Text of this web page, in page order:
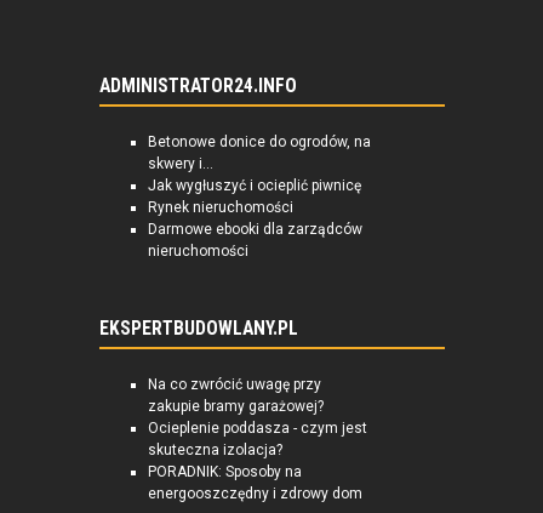
ADMINISTRATOR24.INFO
Betonowe donice do ogrodów, na
skwery i...
Jak wygłuszyć i ocieplić piwnicę
Rynek nieruchomości
Darmowe ebooki dla zarządców
nieruchomości
EKSPERTBUDOWLANY.PL
Na co zwrócić uwagę przy
zakupie bramy garażowej?
Ocieplenie poddasza - czym jest
skuteczna izolacja?
PORADNIK: Sposoby na
energooszczędny i zdrowy dom